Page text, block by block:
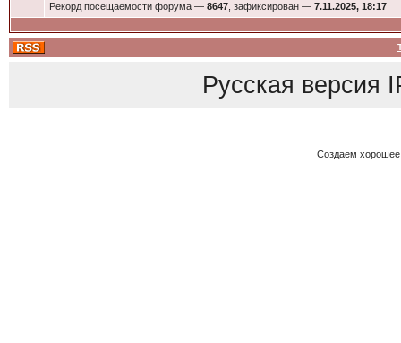
Рекорд посещаемости форума — 8647, зафиксирован — 7.11.2025, 18:17
Русская версия
Создаем